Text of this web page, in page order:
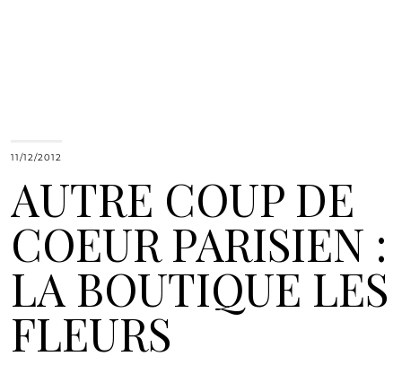
11/12/2012
AUTRE COUP DE
COEUR PARISIEN :
LA BOUTIQUE LES
FLEURS